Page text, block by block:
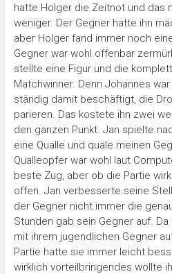
hatte Holger die Zeitnot und das
weniger. Der Gegner hatte ihn
aber Holger fand immer noch
Gegner war wohl offenbar
stellte eine Figur und die
Matchwinner. Denn Johannes
ständig damit beschäftigt, die
parieren. Das kostete ihn zwei
den ganzen Punkt. Jan spielte
eine Qualle und quäle meinen
Qualleopfer war wohl laut
beste Zug, aber ob die Partie
offen. Jan verbesserte seine
der Gegner nicht immer die
Stunden gab sein Gegner auf.
mit ihrem jugendlichen Gegner
Partie hatte sie immer leicht
wirklich vorteilbringendes wollte